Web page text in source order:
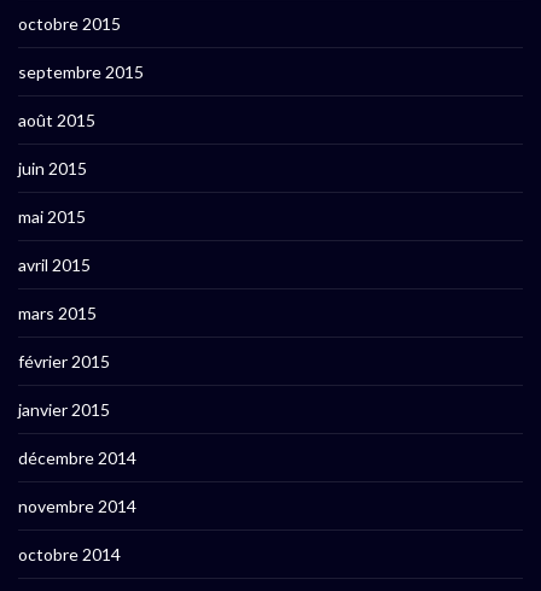
octobre 2015
septembre 2015
août 2015
juin 2015
mai 2015
avril 2015
mars 2015
février 2015
janvier 2015
décembre 2014
novembre 2014
octobre 2014